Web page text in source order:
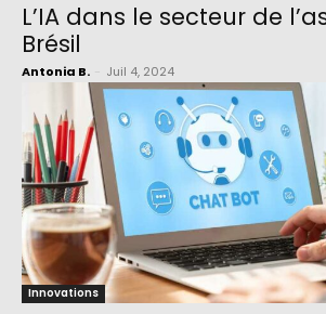
L’IA dans le secteur de
Brésil
Antonia B. Juil 4, 2024
Innovations